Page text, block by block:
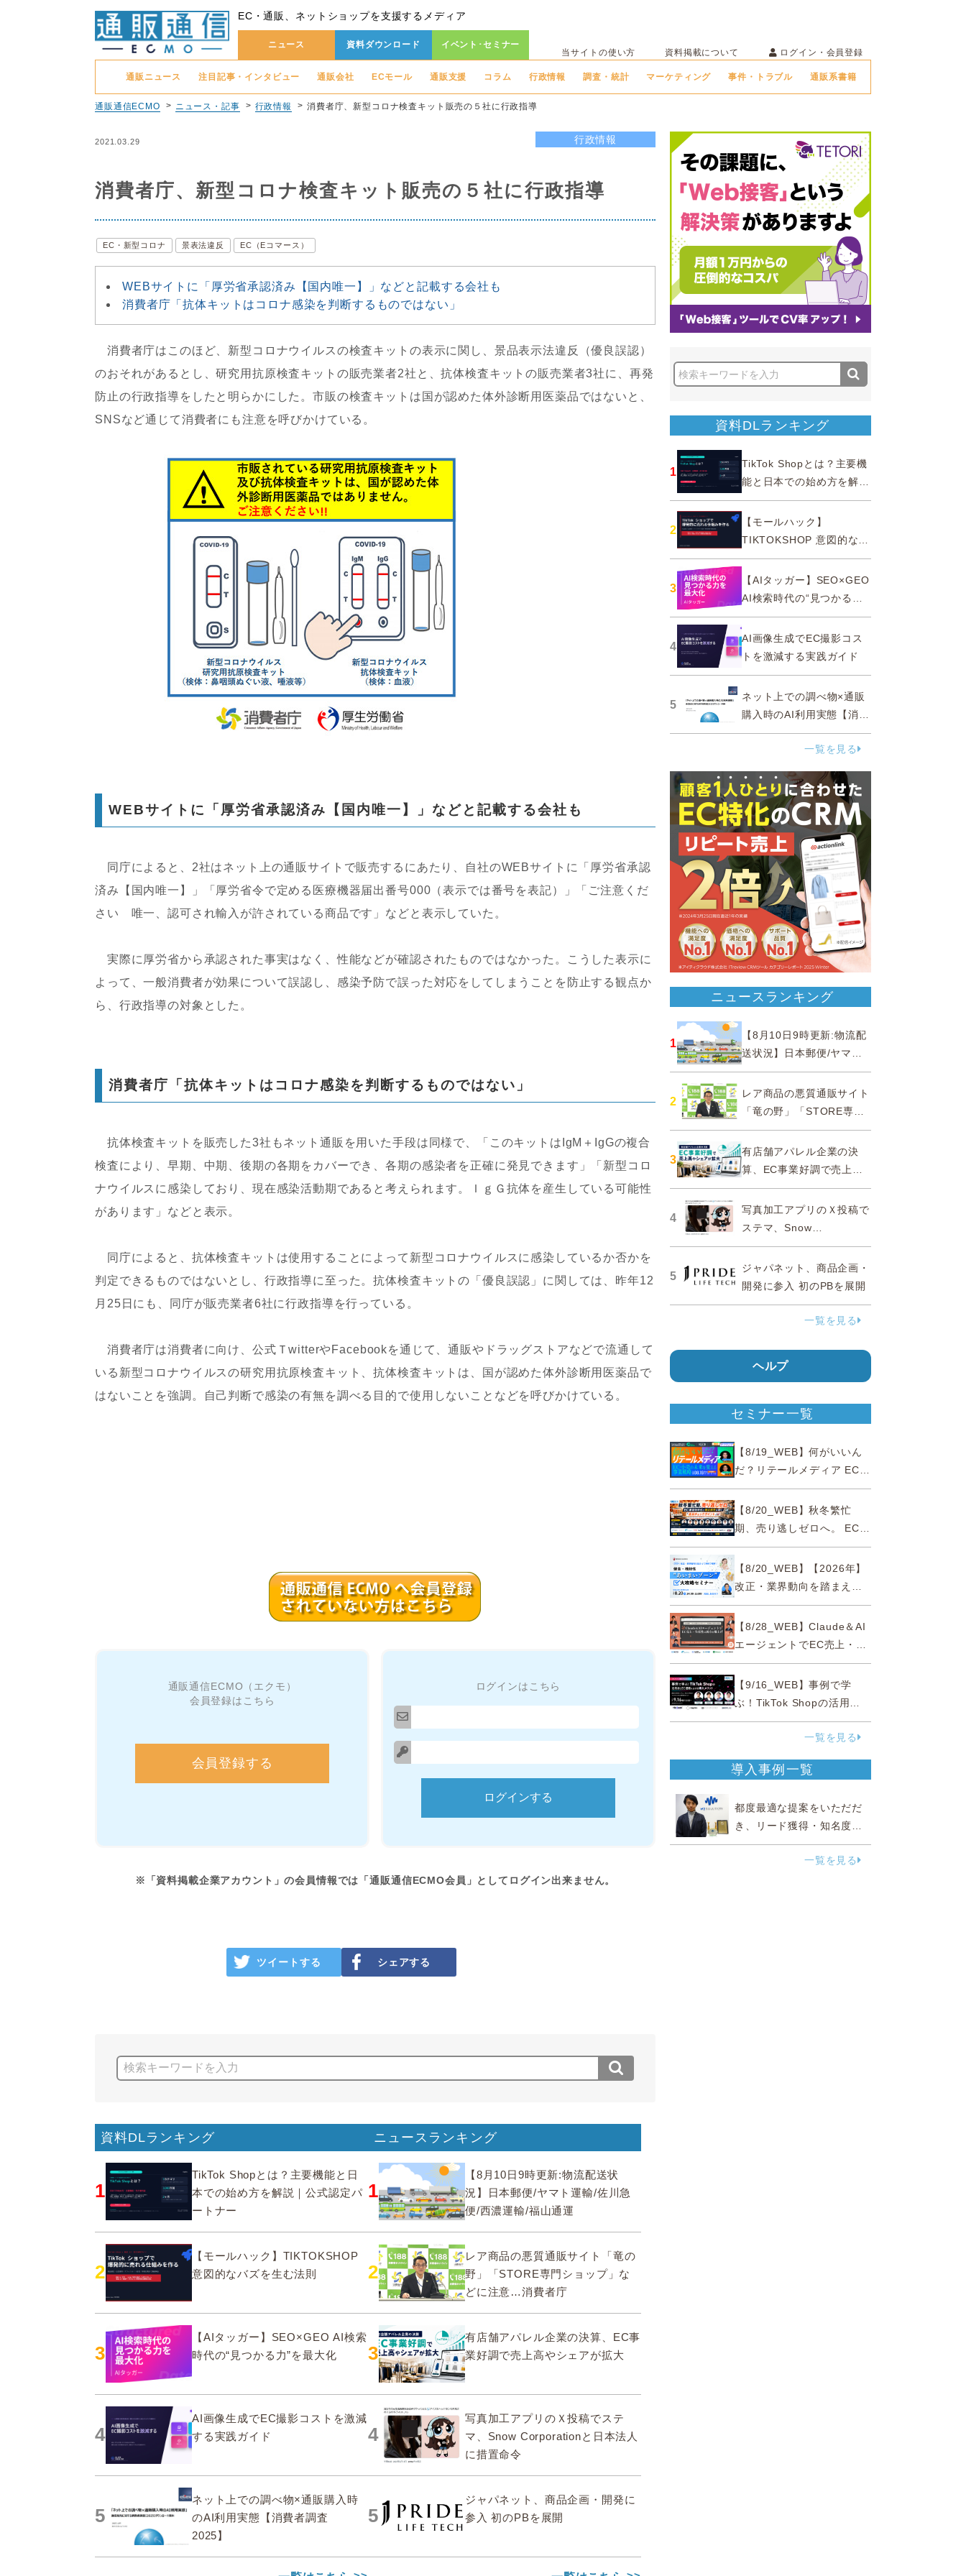
EC・通販、ネットショップを支援するメディア
ニュース 資料ダウンロード イベント･セミナー
当サイトの使い方 資料掲載について ログイン・会員登録
通販ニュース 注目記事・インタビュー 通販会社 ECモール 通販支援 コラム 行政情報 調査・統計 マーケティング 事件・トラブル 通販系書籍
通販通信ECMO ニュース・記事 行政情報 消費者庁、新型コロナ検査キット販売の５社に行政指導
2021.03.29 行政情報
消費者庁、新型コロナ検査キット販売の５社に行政指導
EC・新型コロナ 景表法違反 EC（Eコマース）
WEBサイトに「厚労省承認済み【国内唯一】」などと記載する会社も
消費者庁「抗体キットはコロナ感染を判断するものではない」
消費者庁はこのほど、新型コロナウイルスの検査キットの表示に関し、景品表示法違反（優良誤認）
のおそれがあるとし、研究用抗原検査キットの販売業者2社と、抗体検査キットの販売業者3社に、再発
防止の行政指導をしたと明らかにした。市販の検査キットは国が認めた体外診断用医薬品ではないと、
SNSなど通じて消費者にも注意を呼びかけている。
WEBサイトに「厚労省承認済み【国内唯一】」などと記載する会社も
同庁によると、2社はネット上の通販サイトで販売するにあたり、自社のWEBサイトに「厚労省承認
済み【国内唯一】」「厚労省令で定める医療機器届出番号000（表示では番号を表記）」「ご注意くだ
さい 唯一、認可され輸入が許されている商品です」などと表示していた。
実際に厚労省から承認された事実はなく、性能などが確認されたものではなかった。こうした表示に
よって、一般消費者が効果について誤認し、感染予防で誤った対応をしてしまうことを防止する観点か
ら、行政指導の対象とした。
消費者庁「抗体キットはコロナ感染を判断するものではない」
抗体検査キットを販売した3社もネット通販を用いた手段は同様で、「このキットはIgM＋IgGの複合
検査により、早期、中期、後期の各期をカバーでき、各期の感染者を正確に発見できます」「新型コロ
ナウイルスに感染しており、現在感染活動期であると考えられます。ＩｇＧ抗体を産生している可能性
があります」などと表示。
同庁によると、抗体検査キットは使用することによって新型コロナウイルスに感染しているか否かを
判定できるものではないとし、行政指導に至った。抗体検査キットの「優良誤認」に関しては、昨年12
月25日にも、同庁が販売業者6社に行政指導を行っている。
消費者庁は消費者に向け、公式ＴwitterやFacebookを通じて、通販やドラッグストアなどで流通して
いる新型コロナウイルスの研究用抗原検査キット、抗体検査キットは、国が認めた体外診断用医薬品で
はないことを強調。自己判断で感染の有無を調べる目的で使用しないことなどを呼びかけている。
通販通信ECMO（エクモ）
会員登録はこちら
会員登録する
ログインはこちら
※「資料掲載企業アカウント」の会員情報では「通販通信ECMO会員」としてログイン出来ません。
ツイートする シェアする
資料DLランキング
1
TikTok Shopとは？主要機能と日
本での始め方を解説｜公式認定パ
ートナー
2
【モールハック】TIKTOKSHOP
意図的なバズを生む法則
3
【AIタッガー】SEO×GEO AI検索
時代の“見つかる力”を最大化
4
AI画像生成でEC撮影コストを激減
する実践ガイド
5
ネット上での調べ物×通販購入時
のAI利用実態【消費者調査
2025】
ニュースランキング
1
【8月10日9時更新:物流配送状
況】日本郵便/ヤマト運輸/佐川急
便/西濃運輸/福山通運
2
レア商品の悪質通販サイト「竜の
野」「STORE専門ショップ」な
どに注意…消費者庁
3
有店舗アパレル企業の決算、EC事
業好調で売上高やシェアが拡大
4
写真加工アプリのＸ投稿でステ
マ、Snow Corporationと日本法人
に措置命令
5
ジャパネット、商品企画・開発に
参入 初のPBを展開
資料DLランキング
1
TikTok Shopとは？主要機
能と日本での始め方を解説
｜公式認定パートナー
2
【モールハック】
TIKTOKSHOP 意図的なバ
ズを生む法則
3
【AIタッガー】SEO×GEO
AI検索時代の“見つかる
力”を最大化
4
AI画像生成でEC撮影コス
トを激減する実践ガイド
5
ネット上での調べ物×通販
購入時のAI利用実態【消費
者調査 2025】
一覧を見る
ニュースランキング
1
【8月10日9時更新:物流配
送状況】日本郵便/ヤマト
運輸/佐川急便/西濃運輸/福
山通運
2
レア商品の悪質通販サイト
「竜の野」「STORE専門
ショップ」などに注意…消
費者庁
3
有店舗アパレル企業の決
算、EC事業好調で売上高
やシェアが拡大
4
写真加工アプリのＸ投稿で
ステマ、Snow
Corporationと日本法人に
措置命令
5
ジャパネット、商品企画・
開発に参入 初のPBを展開
一覧を見る
ヘルプ
セミナー一覧
【8/19_WEB】何がいいん
だ？リテールメディア EC・
小売の未来を変える事業戦
略【8/20_WEB】秋冬繁忙
期、売り逃しゼロへ。 EC運
営効率化と機会損失を防ぐ
『直前チェックポイント』
【8/20_WEB】【2026年】
改正・業界動向を踏まえて
事例で理解 健食・機能
性“あいまいゾーン”大攻略セ
ミナー
【8/28_WEB】Claude＆AI
エージェントでEC売上・生
産性の両方を爆上げ ～ただ
使うだけじゃない！&qu...
【9/16_WEB】事例で学
ぶ！TikTok Shopの活用法
とEC通販における導入メリ
一覧を見る
導入事例一覧
都度最適な提案をいただだ
き、リード獲得・知名度向
上に効果実感
一覧を見る